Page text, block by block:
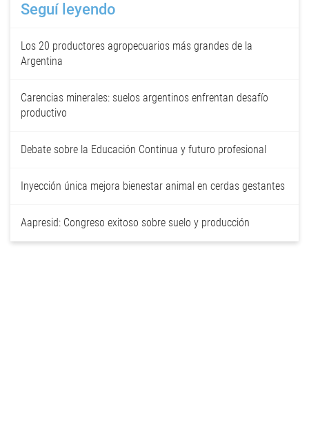
Seguí leyendo
Los 20 productores agropecuarios más grandes de la
Argentina
Carencias minerales: suelos argentinos enfrentan desafío
productivo
Debate sobre la Educación Continua y futuro profesional
Inyección única mejora bienestar animal en cerdas gestantes
Aapresid: Congreso exitoso sobre suelo y producción